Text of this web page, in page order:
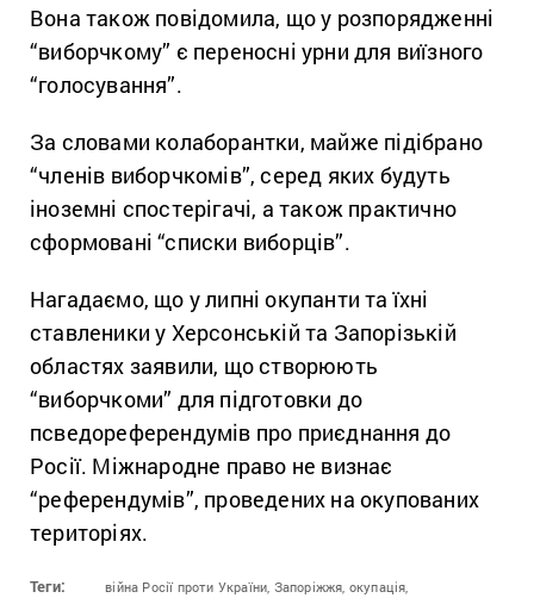
Вона також повідомила, що у розпорядженні
“виборчкому” є переносні урни для виїзного
“голосування”.
За словами колаборантки, майже підібрано
“членів виборчкомів”, серед яких будуть
іноземні спостерігачі, а також практично
сформовані “списки виборців”.
Нагадаємо, що у липні окупанти та їхні
ставленики у Херсонській та Запорізькій
областях заявили, що створюють
“виборчкоми” для підготовки до
псведореферендумів про приєднання до
Росії. Міжнародне право не визнає
“референдумів”, проведених на окупованих
територіях.
Теги: війна Росії проти України, Запоріжжя, окупація,